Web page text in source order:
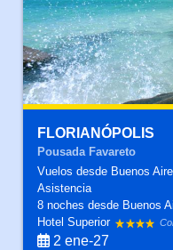
FLORIANÓPOLIS
Pousada Favareto
Vuelos desde Buenos
Asistencia
8 nochesdesde Buenos
Hotel Superior
2 ene-27